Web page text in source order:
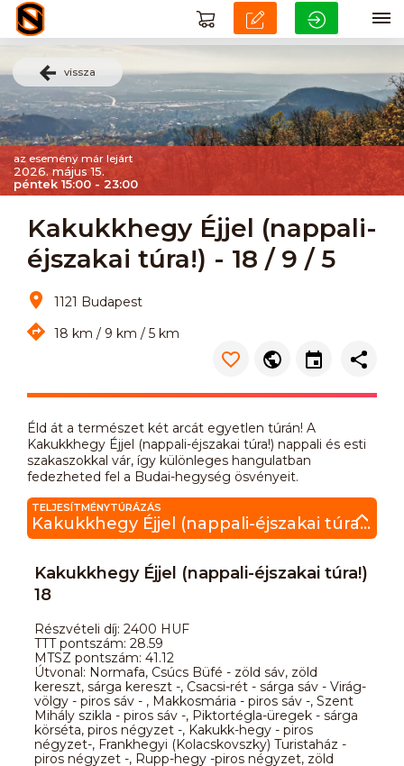
vissza
az esemény már lejárt
2026. május 15.
péntek 15:00 - 23:00
Kakukkhegy Éjjel (nappali-
éjszakai túra!) - 18 / 9 / 5
1121 Budapest
18 km / 9 km / 5 km
Éld át a természet két arcát egyetlen túrán! A
Kakukkhegy Éjjel (nappali-éjszakai túra!) nappali és esti
szakaszokkal vár, így különleges hangulatban
fedezheted fel a Budai-hegység ösvényeit.
TELJESÍTMÉNYTÚRÁZÁS
Kakukkhegy Éjjel (nappali-éjszakai túra!) 18
Kakukkhegy Éjjel (nappali-éjszakai túra!)
18
Részvételi díj: 2400 HUF
TTT pontszám: 28.59
MTSZ pontszám: 41.12
Útvonal: Normafa, Csúcs Büfé - zöld sáv, zöld
kereszt, sárga kereszt -, Csacsi-rét - sárga sáv - Virág-
völgy - piros sáv - , Makkosmária - piros sáv -, Szent
Mihály szikla - piros sáv -, Piktortégla-üregek - sárga
körséta, piros négyzet -, Kakukk-hegy - piros
négyzet-, Frankhegyi (Kolacskovszky) Turistaház -
piros négyzet -, Rupp-hegy -piros négyzet, zöld